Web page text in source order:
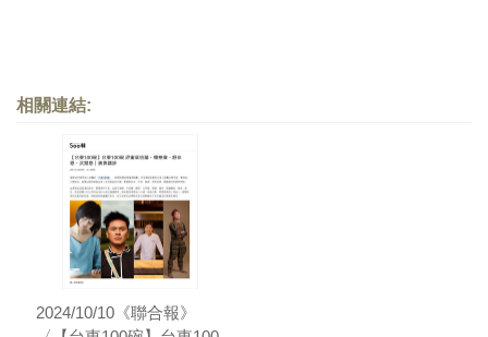
訂閱電子報
相關連結:
2024/10/10《聯合報》